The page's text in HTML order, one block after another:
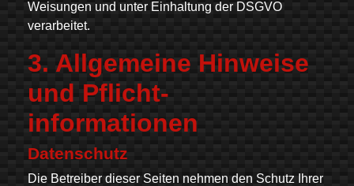
Weisungen und unter Einhaltung der DSGVO
verarbeitet.
3. Allgemeine Hinweise
und Pflicht­
informationen
Datenschutz
Die Betreiber dieser Seiten nehmen den Schutz Ihrer